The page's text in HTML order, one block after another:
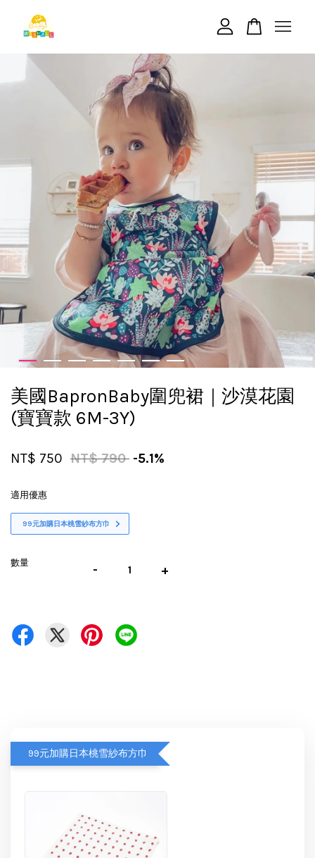
美國BapronBaby圍兜裙｜沙漠花園
(寶寶款 6M-3Y)
NT$ 750 NT$ 790 -5.1%
適用優惠
99元加購日本桃雪紗布方巾
數量 - +
99元加購日本桃雪紗布方巾
您的購物車目前還是空的。
繼續購物